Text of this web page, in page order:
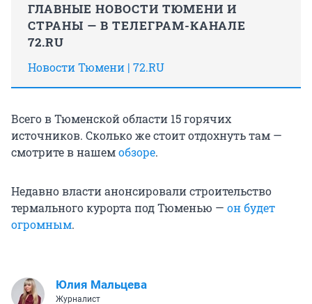
ГЛАВНЫЕ НОВОСТИ ТЮМЕНИ И
СТРАНЫ — В ТЕЛЕГРАМ-КАНАЛЕ
72.RU
Новости Тюмени | 72.RU
Всего в Тюменской области 15 горячих
источников. Сколько же стоит отдохнуть там —
смотрите в нашемобзоре.
Недавно власти анонсировали строительство
термального курорта под Тюменью — он будет
огромным.
Юлия Мальцева
Журналист